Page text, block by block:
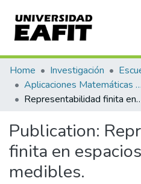
Communities & Collections
All of DSpace
Home Investigación
Aplicaciones Matemáticas en Ciencias e Ingeniería
Representabilidad finita en
Publication:
finita en
medibles.